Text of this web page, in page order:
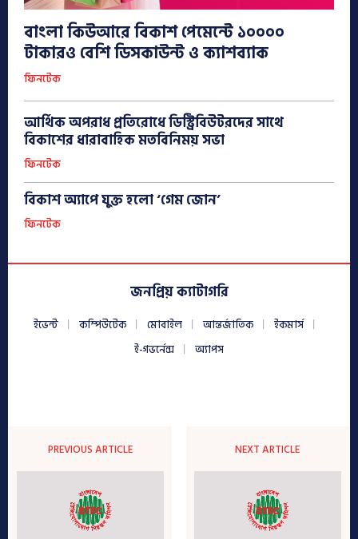
বাংলা কিউআরে বিকাশ পেমেন্টে ১০০০০
টাকারও বেশি ডিসকাউন্ট ও ক্যাশব্যাক
ফিনটেক
আর্থিক অপরাধ প্রতিরোধে ডিস্ট্রিবিউটরদের সাথে
বিকাশের ধারাবাহিক মতবিনিময় সভা
ফিনটেক
বিকাশ অ্যাপে যুক্ত হলো ‘গেম জোন’
ফিনটেক
জনপ্রিয় ক্যাটাগরি
ইভেন্ট কম্পিউটেক মোবাইল আন্তর্জাতিক
ইকমার্স
ই-গভর্নেন্স
অ্যাপস
PREVIOUS ARTICLE NEXT ARTICLE